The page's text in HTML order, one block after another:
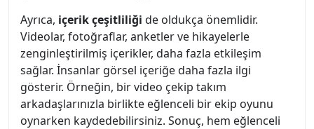
Ayrıca, içerik çeşitliliği de oldukça önemlidir.
Videolar, fotoğraflar, anketler ve hikayelerle
zenginleştirilmiş içerikler, daha fazla etkileşim
sağlar. İnsanlar görsel içeriğe daha fazla ilgi
gösterir. Örneğin, bir video çekip takım
arkadaşlarınızla birlikte eğlenceli bir ekip oyunu
oynarken kaydedebilirsiniz. Sonuç, hem eğlenceli